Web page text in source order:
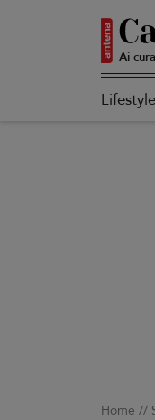
Ai
Lifestyle
Home //